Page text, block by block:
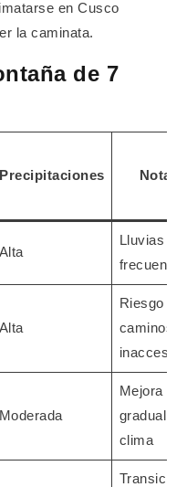
en Cusco
la caminata.
de 7
Precipitaciones Notas
Alta
Lluvias
frecuentes
Alta
Riesgo de
caminos
Moderada
Mejora
gradual
clima